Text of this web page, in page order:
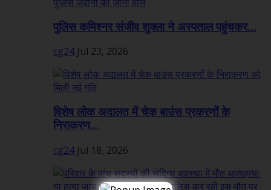
पुलिस कमिश्नर संजीव शुक्ला ने अस्पताल पहुंचकर...
cg24 Jul 23, 2026
विशेष लोक अदालत में चेक बाउंस प्रकरणों के
निराकरण...
cg24 Jul 18, 2026